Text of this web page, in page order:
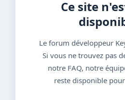
Ce site
Le forum développeur
Si vous ne trouvez pas
notre FAQ, notre
reste disponible